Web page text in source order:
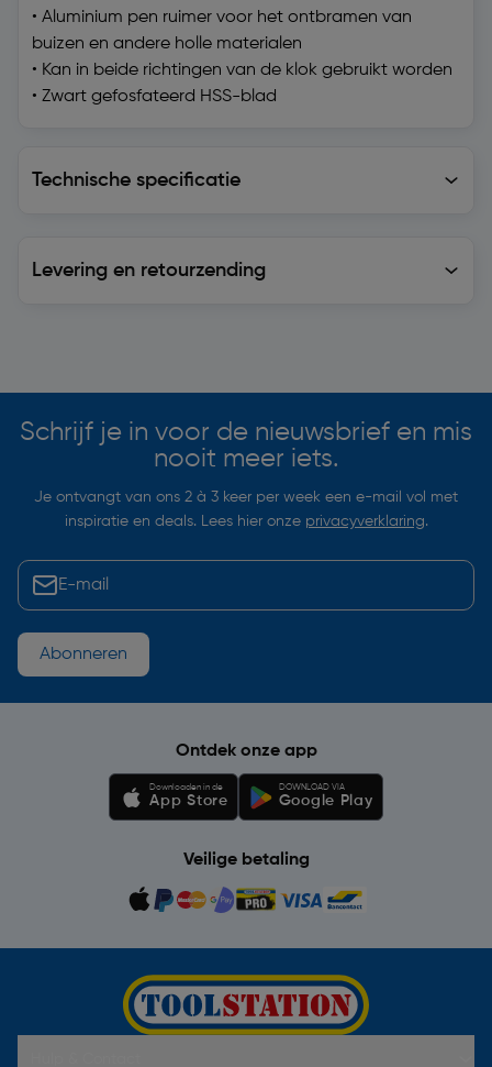
• Aluminium pen ruimer voor het ontbramen van
buizen en andere holle materialen
• Kan in beide richtingen van de klok gebruikt worden
• Zwart gefosfateerd HSS-blad
Technische specificatie
Levering en retourzending
Schrijf je in voor de nieuwsbrief en mis
nooit meer iets.
Je ontvangt van ons 2 à 3 keer per week een e-mail vol met
inspiratie en deals. Lees hier onze privacyverklaring.
Abonneren
Ontdek onze app
Downloaden in de
App Store
DOWNLOAD VIA
Google Play
Veilige betaling